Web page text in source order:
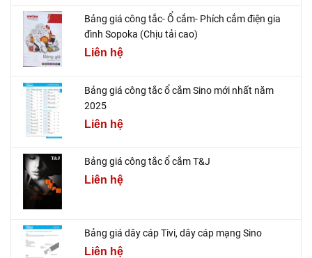
Bảng giá công tắc- Ổ cắm- Phích cắm điện gia
đình Sopoka (Chịu tải cao)
Liên hệ
Bảng giá công tắc ổ cắm Sino mới nhất năm
2025
Liên hệ
Bảng giá công tắc ổ cắm T&J
Liên hệ
Bảng giá dây cáp Tivi, dây cáp mạng Sino
Liên hệ